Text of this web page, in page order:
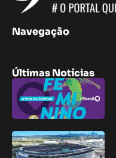
Navegação
Últimas Notícias